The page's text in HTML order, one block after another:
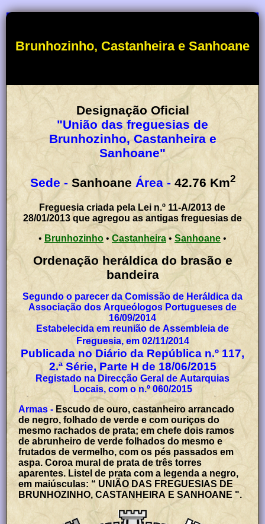
Brunhozinho, Castanheira e Sanhoane
Designação Oficial
"União das freguesias de
Brunhozinho, Castanheira e
Sanhoane"
Sede - Sanhoane Área - 42.76 Km2
Freguesia criada pela Lei n.º 11-A/2013 de
28/01/2013 que agregou as antigas freguesias de
• Brunhozinho • Castanheira• Sanhoane •
Ordenação heráldica do brasão e
bandeira
Segundo o parecer da Comissão de Heráldica da
Associação dos Arqueólogos Portugueses de
16/09/2014
Estabelecida em reunião de Assembleia de
Freguesia, em 02/11/2014
Publicada no Diário da República n.º 117,
2.ª Série, Parte H de 18/06/2015
Registado na Direcção Geral de Autarquias
Locais, com o n.º 060/2015
Armas - Escudo de ouro, castanheiro arrancado
de negro, folhado de verde e com ouriços do
mesmo rachados de prata; em chefe dois ramos
de abrunheiro de verde folhados do mesmo e
frutados de vermelho, com os pés passados em
aspa. Coroa mural de prata de três torres
aparentes. Listel de prata com a legenda a negro,
em maiúsculas: “ UNIÃO DAS FREGUESIAS DE
BRUNHOZINHO, CASTANHEIRA E SANHOANE ".